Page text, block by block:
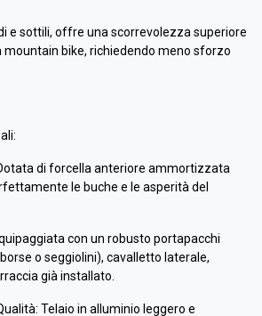
e sottili, offre una scorrevolezza superiore
mountain bike, richiedendo meno sforzo
di forcella anteriore ammortizzata
le buche e le asperità del
con un robusto portapacchi
o seggiolini), cavalletto laterale,
già installato.
Telaio in alluminio leggero e